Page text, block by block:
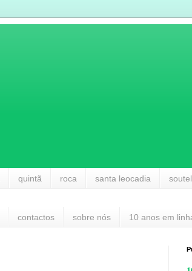
quintã roca santa leocadia
contactos sobre nós 10 anos em